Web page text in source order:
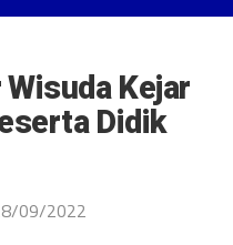
Kejar
Didik
09/2022